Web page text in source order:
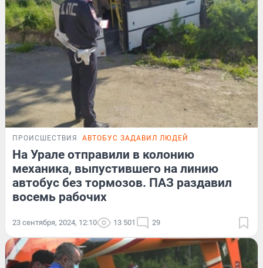
ПРОИСШЕСТВИЯ АВТОБУС ЗАДАВИЛ ЛЮДЕЙ
На Урале отправили в колонию
механика, выпустившего на линию
автобус без тормозов. ПАЗ раздавил
восемь рабочих
23 сентября, 2024, 12:10 13 501 29